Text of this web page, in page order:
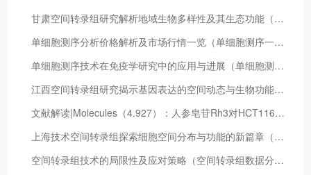
甘肃空间转录组研究解析地域生物多样性及其生态功能（空间转录组文章）
单细胞测序分析价格解析及市场行情一览（单细胞测序一般测多少数据量）
单细胞测序技术在免疫学研究中的应用与进展（单细胞测序在免疫学应用）
江西空间转录组研究揭示基因表达的空间动态与生物功能奥秘（空间转移技术是什么）
文献解读|Molecules（4.927）：人参皂苷Rh3对HCT116结直肠癌细胞增殖抑制作用的转录组学研究
上海技术空间转录组探索细胞空间分布与功能的新篇章（上海技术转移）
空间转录组技术的局限性及应对策略（空间转录组数据分析）